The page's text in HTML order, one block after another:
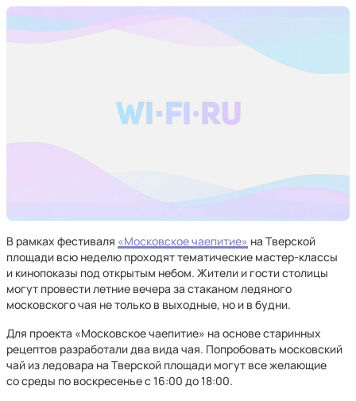
В рамках фестиваля «Московское чаепитие» на Тверской
площади всю неделю проходят тематические мастер-классы
и кинопоказы под открытым небом. Жители и гости столицы
могут провести летние вечера за стаканом ледяного
московского чая не только в выходные, но и в будни.
Для проекта «Московское чаепитие» на основе старинных
рецептов разработали два вида чая. Попробовать московский
чай из ледовара на Тверской площади могут все желающие
со среды по воскресенье с 16:00 до 18:00.